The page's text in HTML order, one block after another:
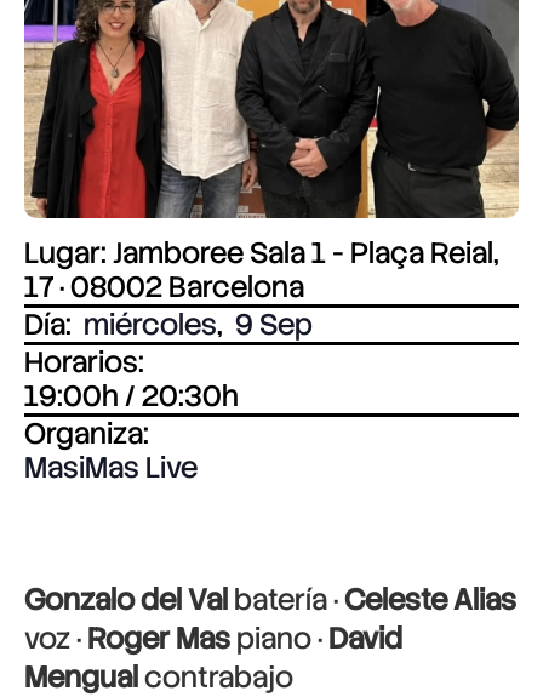
Lugar: Jamboree Sala 1 - Plaça Reial,
17 · 08002 Barcelona
Día: miércoles, 9 Sep
Horarios:
19:00h / 20:30h
Organiza:
MasiMas Live
Gonzalo del Valbatería ·Celeste Alias
voz ·Roger Maspiano ·David
Mengualcontrabajo